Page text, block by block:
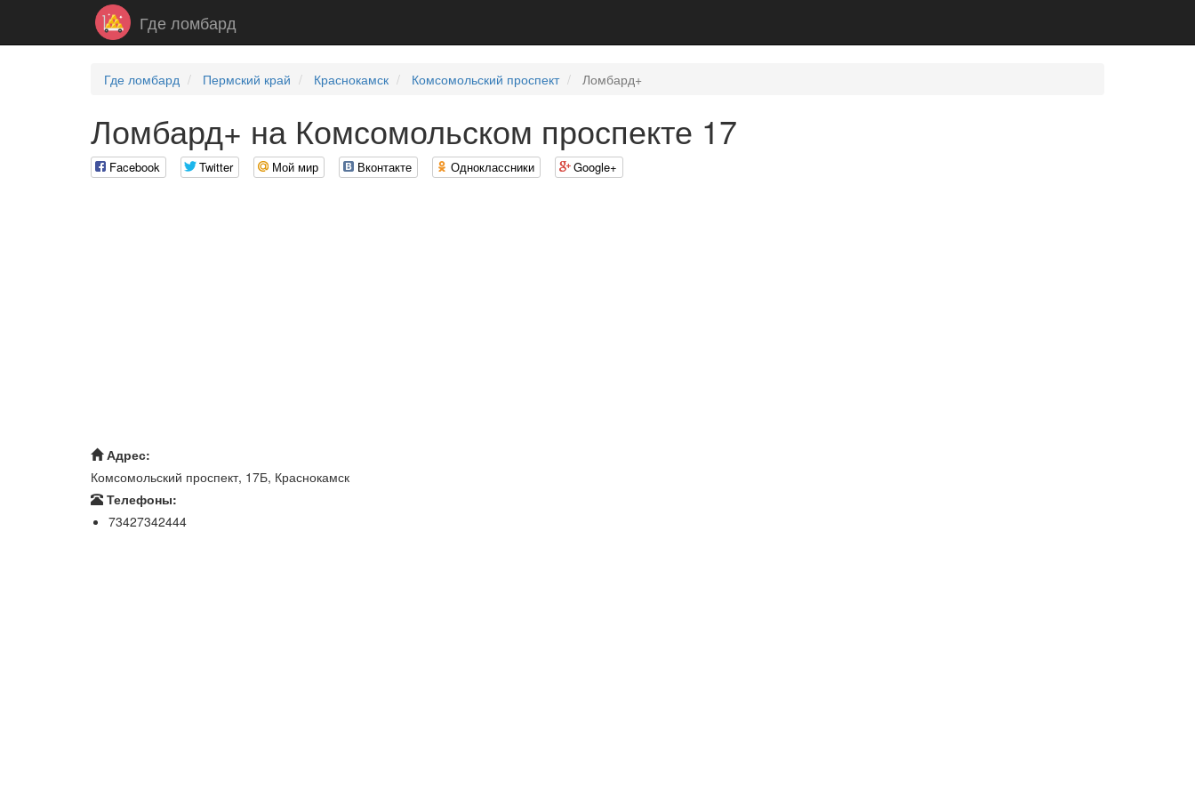
Где ломбард
Где ломбард Пермский край Краснокамск Комсомольский проспект Ломбард+
Ломбард+ на Комсомольском проспекте 17
Facebook Twitter Мой мир Вконтакте Одноклассники Google+
Адрес:
Комсомольский проспект, 17Б, Краснокамск
Телефоны:
73427342444